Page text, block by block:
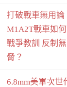
打破戰車無用論
M1A2T戰車如
戰爭教訓 反制
脅？
6.8mm美軍次世